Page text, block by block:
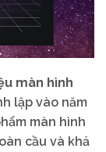
màn hình
lập vào năm
màn hình
cầu và khả